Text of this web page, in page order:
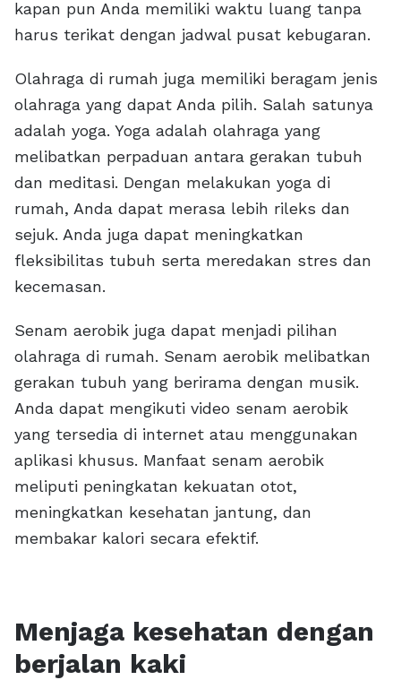
kapan pun Anda memiliki waktu luang tanpa
harus terikat dengan jadwal pusat kebugaran.
Olahraga di rumah juga memiliki beragam jenis
olahraga yang dapat Anda pilih. Salah satunya
adalah yoga. Yoga adalah olahraga yang
melibatkan perpaduan antara gerakan tubuh
dan meditasi. Dengan melakukan yoga di
rumah, Anda dapat merasa lebih rileks dan
sejuk. Anda juga dapat meningkatkan
fleksibilitas tubuh serta meredakan stres dan
kecemasan.
Senam aerobik juga dapat menjadi pilihan
olahraga di rumah. Senam aerobik melibatkan
gerakan tubuh yang berirama dengan musik.
Anda dapat mengikuti video senam aerobik
yang tersedia di internet atau menggunakan
aplikasi khusus. Manfaat senam aerobik
meliputi peningkatan kekuatan otot,
meningkatkan kesehatan jantung, dan
membakar kalori secara efektif.
Menjaga kesehatan dengan
berjalan kaki